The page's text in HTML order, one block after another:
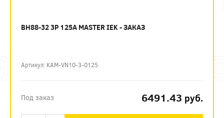
ВН88-32 3P 125А MASTER IEK - ЗАКАЗ
Артикул: KAM-VN10-3-0125
Под заказ 6491.43 руб.